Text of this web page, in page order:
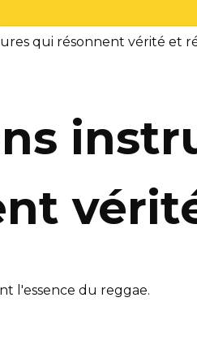
qui résonnent vérité et
l'essence du reggae.